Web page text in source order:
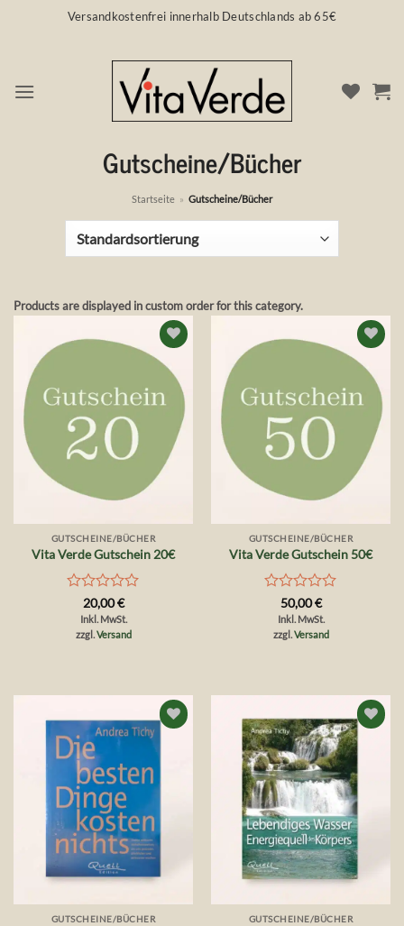
Versandkostenfrei innerhalb Deutschlands ab 65€
Gutscheine/Bücher
Startseite » Gutscheine/Bücher
Products are displayed in custom order for this category.
Auf die
Wunschliste
GUTSCHEINE/BÜCHER
Vita Verde Gutschein 20€
Bewertet
mit
von
20,00€
Inkl. MwSt.
zzgl.Versand
Auf die
Wunschliste
GUTSCHEINE/BÜCHER
Vita Verde Gutschein 50€
Bewertet
mit
von
50,00€
Inkl. MwSt.
zzgl.Versand
Auf die
Wunschliste
GUTSCHEINE/BÜCHER
Auf die
Wunschliste
GUTSCHEINE/BÜCHER